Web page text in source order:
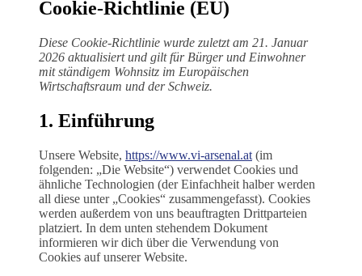
Cookie-Richtlinie (EU)
Diese Cookie-Richtlinie wurde zuletzt am 21. Januar
2026 aktualisiert und gilt für Bürger und Einwohner
mit ständigem Wohnsitz im Europäischen
Wirtschaftsraum und der Schweiz.
1. Einführung
Unsere Website, https://www.vi-arsenal.at (im
folgenden: „Die Website“) verwendet Cookies und
ähnliche Technologien (der Einfachheit halber werden
all diese unter „Cookies“ zusammengefasst). Cookies
werden außerdem von uns beauftragten Drittparteien
platziert. In dem unten stehendem Dokument
informieren wir dich über die Verwendung von
Cookies auf unserer Website.